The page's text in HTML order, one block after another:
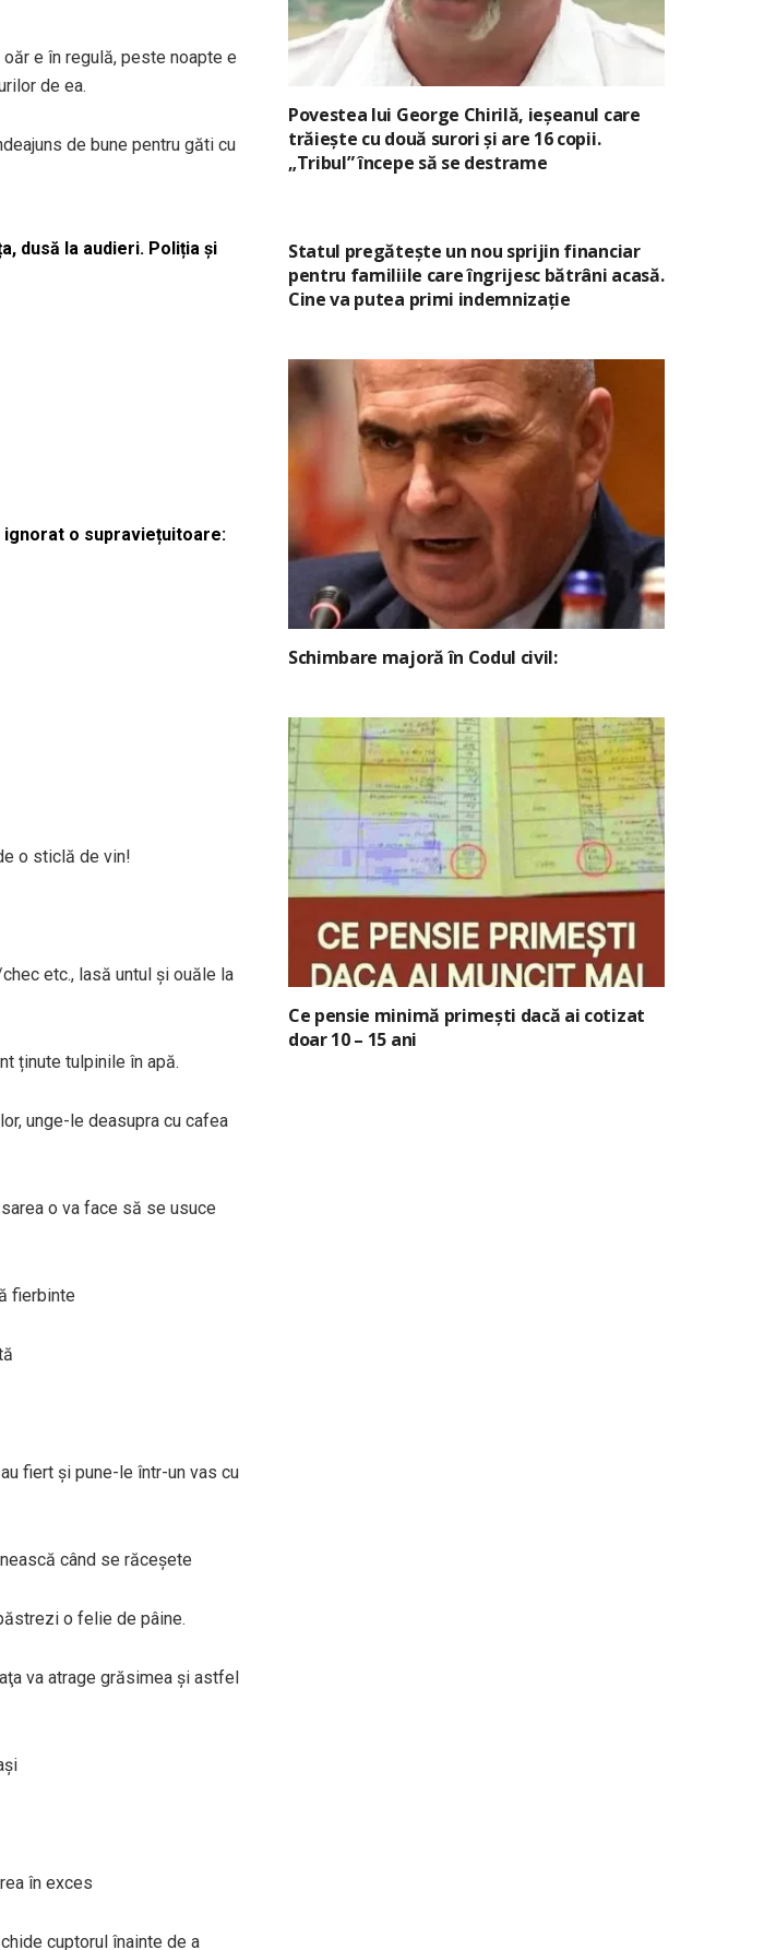
e în regulă, peste noapte e
de ea.
de bune pentru găti cu
dusă la audieri. Poliția și
ignorat o supraviețuitoare:
o sticlă de vin!
etc., lasă untul și ouăle la
ținute tulpinile în apă.
unge-le deasupra cu cafea
o va face să se usuce
fierbinte
fiert şi pune-le într-un vas cu
când se răceşete
o felie de pâine.
va atrage grăsimea şi astfel
în exces
cuptorul înainte de a
Povestea lui George Chirilă, ieșeanul care
trăiește cu două surori și are 16 copii.
„Tribul” începe să se destrame
Statul pregătește un nou sprijin financiar
pentru familiile care îngrijesc bătrâni acasă.
Cine va putea primi indemnizație
Schimbare majoră în Codul civil:
Ce pensie minimă primești dacă ai cotizat
doar 10 – 15 ani